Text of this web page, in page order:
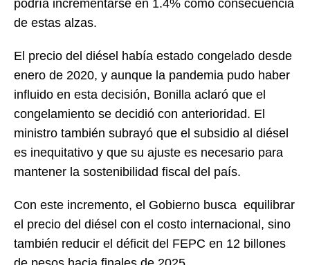
podría incrementarse en 1.4% como consecuencia
de estas alzas.
El precio del diésel había estado congelado desde
enero de 2020, y aunque la pandemia pudo haber
influido en esta decisión, Bonilla aclaró que el
congelamiento se decidió con anterioridad. El
ministro también subrayó que el subsidio al diésel
es inequitativo y que su ajuste es necesario para
mantener la sostenibilidad fiscal del país.
Con este incremento, el Gobierno busca equilibrar
el precio del diésel con el costo internacional, sino
también reducir el déficit del FEPC en 12 billones